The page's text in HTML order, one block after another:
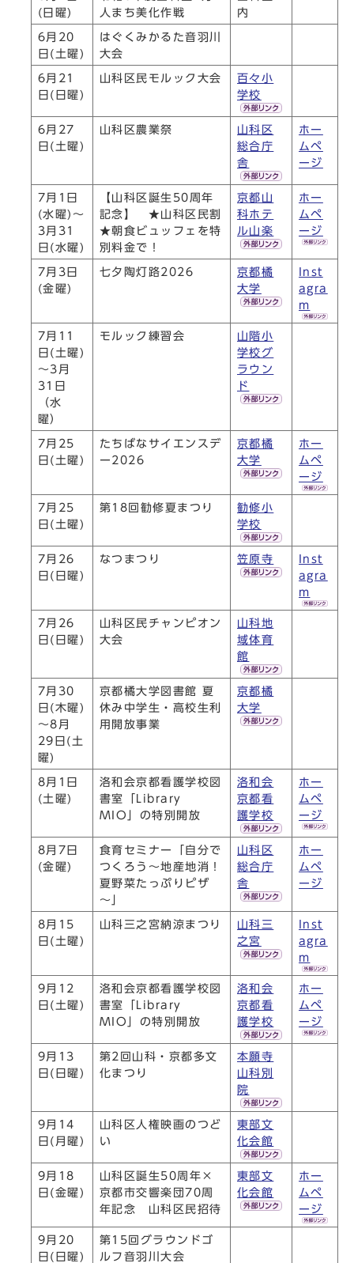
(日曜)
人まち美化作戦
内
6月20
日(土曜)
はぐくみかるた音羽川
大会
6月21
日(日曜)
山科区民モルック大会
百々小
学校
6月27
日(土曜)
山科区農業祭
山科区
総合庁
舎
ホー
ムペ
ージ
7月1日
(水曜)～
3月31
日(水曜)
【山科区誕生50周年
記念】 ★山科区民割
★朝食ビュッフェを特
別料金で！
京都山
科ホテ
ル山楽
ホー
ムペ
ージ
7月3日
(金曜)
七夕陶灯路2026
京都橘
大学
Inst
agra
m
7月11
日(土曜)
～3月
31日
（水
曜）
モルック練習会
山階小
学校グ
ラウン
ド
7月25
日(土曜)
たちばなサイエンスデ
ー2026
京都橘
大学
ホー
ムペ
ージ
7月25
日(土曜)
第18回勧修夏まつり
勧修小
学校
7月26
日(日曜)
なつまつり 笠原寺
Inst
agra
m
7月26
日(日曜)
山科区民チャンピオン
大会
山科地
域体育
館
7月30
日(木曜)
～8月
29日(土
曜)
京都橘大学図書館 夏
休み中学生・高校生利
用開放事業
京都橘
大学
8月1日
(土曜)
洛和会京都看護学校図
書室「Library
MIO」の特別開放
洛和会
京都看
護学校
ホー
ムペ
ージ
8月7日
(金曜)
食育セミナー「自分で
つくろう～地産地消！
夏野菜たっぷりピザ
～」
山科区
総合庁
舎
ホー
ムペ
ージ
8月15
日(土曜)
山科三之宮納涼まつり
山科三
之宮
Inst
agra
m
9月12
日(土曜)
洛和会京都看護学校図
書室「Library
MIO」の特別開放
洛和会
京都看
護学校
ホー
ムペ
ージ
9月13
日(日曜)
第2回山科・京都多文
化まつり
本願寺
山科別
院
9月14
日(月曜)
山科区人権映画のつど
い
東部文
化会館
9月18
日(金曜)
山科区誕生50周年×
京都市交響楽団70周
年記念 山科区民招待
東部文
化会館
ホー
ムペ
ージ
9月20
日(日曜)
第15回グラウンドゴ
ルフ音羽川大会